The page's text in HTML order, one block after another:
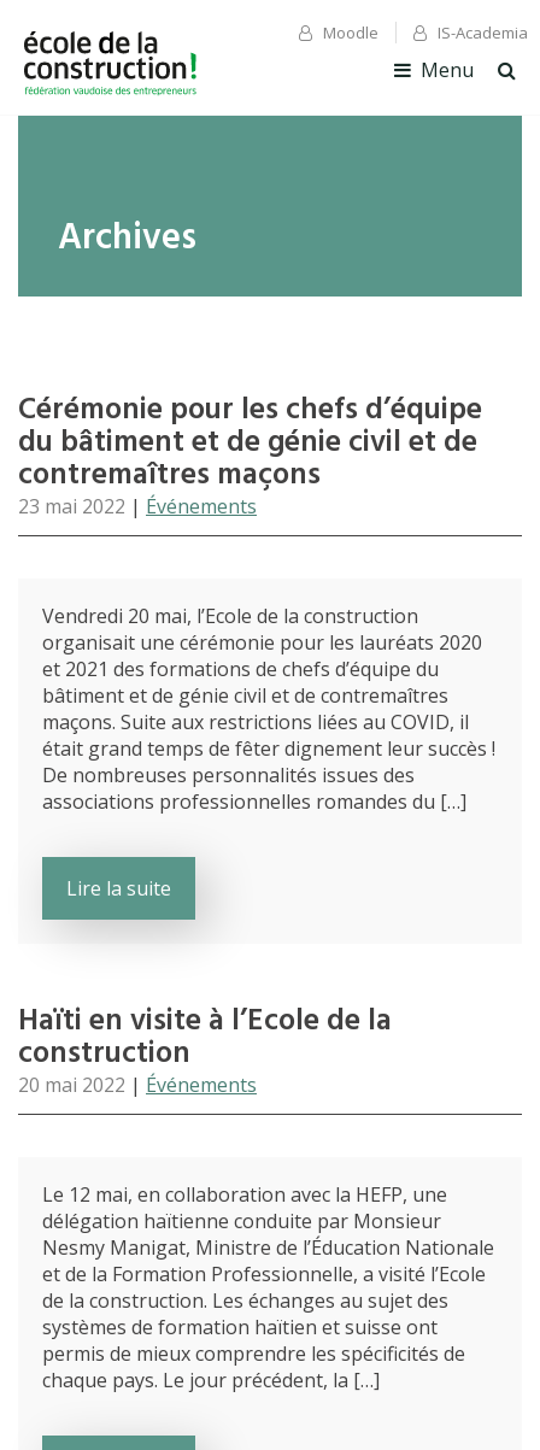
✕ Fermer
✕ Fermer
Moodle IS-Academia
Menu
la
Archives
Cérémonie pour les chefs d’équipe
du bâtiment et de génie civil et de
contremaîtres maçons
23 mai 2022 | Événements
Vendredi 20 mai, l’Ecole de la construction
organisait une cérémonie pour les lauréats 2020
et 2021 des formations de chefs d’équipe du
bâtiment et de génie civil et de contremaîtres
maçons. Suite aux restrictions liées au COVID, il
était grand temps de fêter dignement leur succès !
De nombreuses personnalités issues des
associations professionnelles romandes du […]
Lire la suite
Haïti en visite à l’Ecole de la
construction
20 mai 2022 | Événements
Le 12 mai, en collaboration avec la HEFP, une
délégation haïtienne conduite par Monsieur
Nesmy Manigat, Ministre de l’Éducation Nationale
et de la Formation Professionnelle, a visité l’Ecole
de la construction. Les échanges au sujet des
systèmes de formation haïtien et suisse ont
permis de mieux comprendre les spécificités de
chaque pays. Le jour précédent, la […]